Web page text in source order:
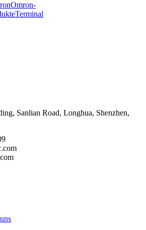
Omron-
Terminal
Sanlian Road, Longhua, Shenzhen,